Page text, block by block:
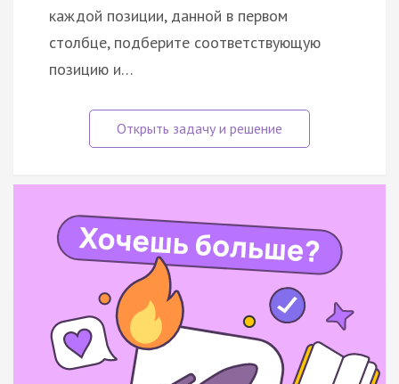
каждой позиции, данной в первом
столбце, подберите соответствующую
позицию и…